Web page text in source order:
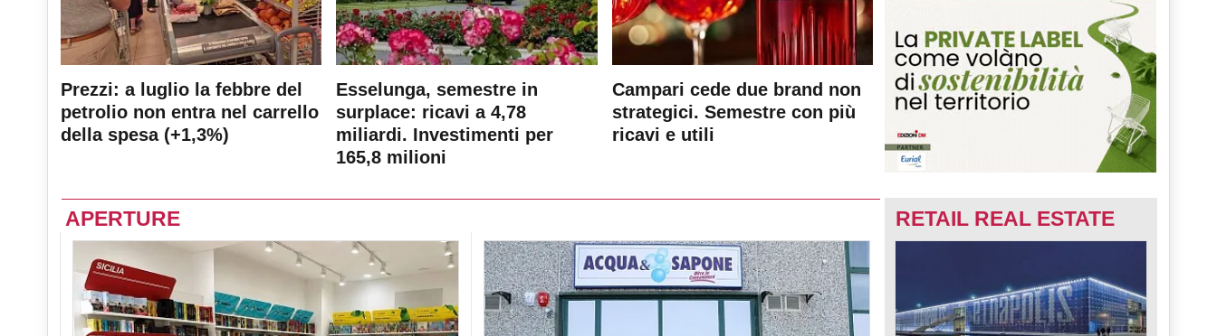
Prezzi: a luglio la febbre del
petrolio non entra nel carrello
della spesa (+1,3%)
Esselunga, semestre in
surplace: ricavi a 4,78
miliardi. Investimenti per
165,8 milioni
Campari cede due brand non
strategici. Semestre con più
ricavi e utili
APERTURE RETAIL REAL ESTATE